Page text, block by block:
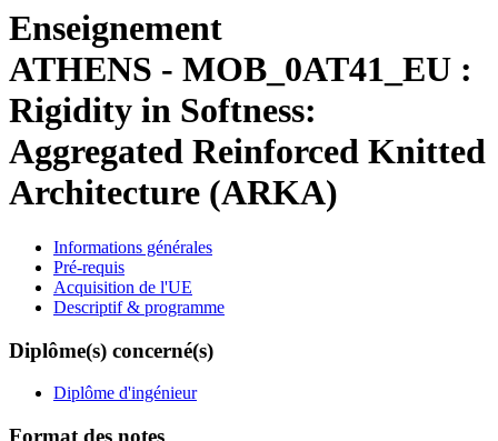
Enseignement
ATHENS - MOB_0AT41_EU :
Rigidity in Softness:
Aggregated Reinforced Knitted
Architecture (ARKA)
Informations générales
Pré-requis
Acquisition de l'UE
Descriptif & programme
Diplôme(s) concerné(s)
Diplôme d'ingénieur
Format des notes